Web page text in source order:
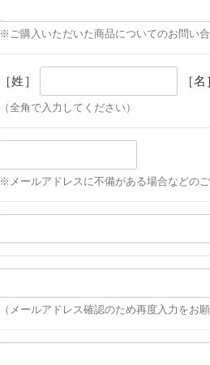
※ご購入いただいた商品についてのお問い
［姓］ ［名
（全角で入力してください）
※メールアドレスに不備がある場合などの
（メールアドレス確認のため再度入力をお